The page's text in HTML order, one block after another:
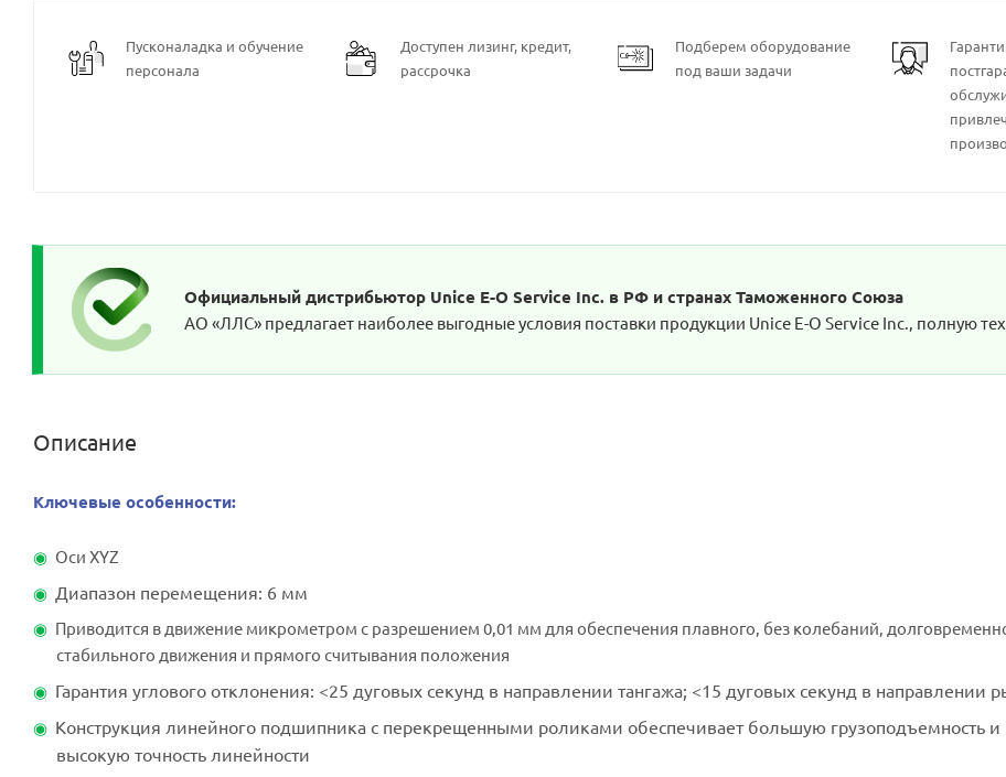
Пусконаладка и обучение
персонала
Доступен лизинг, кредит,
рассрочка
Подберем оборудование
под ваши задачи
Официальный дистрибьютор Unice E-O Service Inc. в РФ и странах Таможенного Союза
АО «ЛЛС» предлагает наиболее выгодные условия поставки продукции Unice E-O Service Inc., полную
Описание
Ключевые особенности:
Оси XYZ
Диапазон перемещения: 6 мм
Приводится в движение микрометром с разрешением 0,01 мм для обеспечения плавного, без колебаний,
стабильного движения и прямого считывания положения
Гарантия углового отклонения: <25 дуговых секунд в направлении тангажа; <15 дуговых секунд в направлении
Конструкция линейного подшипника с перекрещенными роликами обеспечивает большую грузоподъемность и
высокую точность линейности